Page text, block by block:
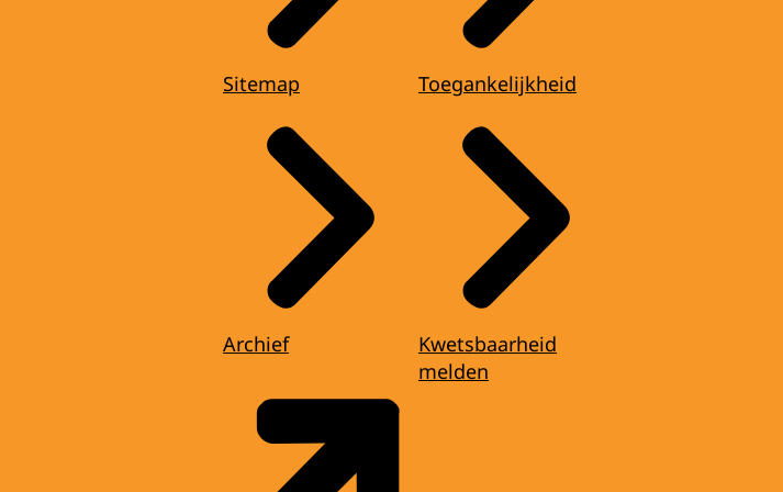
Sitemap
Archief
Toegankelijkheid
Kwetsbaarheid
melden